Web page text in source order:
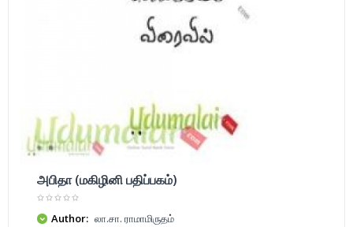
அபிதா (மகிழினி பதிப்பகம்)
Author: லா.சா. ராமாமிருதம்